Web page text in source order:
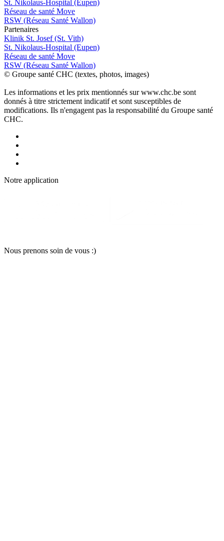
St. Nikolaus-Hospital (Eupen)
Réseau de santé Move
RSW (Réseau Santé Wallon)
Partenaires
Klinik St. Josef (St. Vith)
St. Nikolaus-Hospital (Eupen)
Réseau de santé Move
RSW (Réseau Santé Wallon)
© Groupe santé CHC (textes, photos, images)
Les informations et les prix mentionnés sur www.chc.be sont
donnés à titre strictement indicatif et sont susceptibles de
modifications. Ils n'engagent pas la responsabilité du Groupe santé
CHC.
Notre application
Nous prenons soin de vous :)